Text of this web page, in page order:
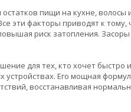
пищи на кухне, волосы
эти факторы приводят к тому,
риск затопления.
для тех, кто хочет быстро
устройствах. Его мощная
восстанавливая